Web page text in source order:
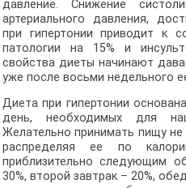
давление. Снижение
артериального давления,
при гипертонии приводит к
патологии на 15% и
свойства диеты начинают
уже после восьми недельного
Диета при гипертонии
день, необходимых для
Желательно принимать пищу
распределяя ее по
приблизительно следующим
30%, второй завтрак – 20%,